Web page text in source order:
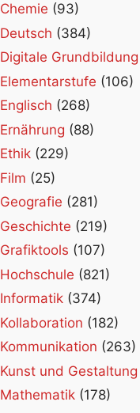
Chemie (93)
Deutsch (384)
Digitale Grundbildung
Elementarstufe (106)
Englisch (268)
Ernährung (88)
Ethik (229)
Film (25)
Geografie (281)
Geschichte (219)
Grafiktools (107)
Hochschule (821)
Informatik (374)
Kollaboration (182)
Kommunikation (263)
Kunst und Gestaltung
Mathematik (178)